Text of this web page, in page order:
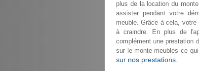
plus de la location du
assister pendant votre
meuble. Grâce à cela,
à craindre. En plus de
complément une prestation
sur le monte-meubles ce
sur nos prestations.